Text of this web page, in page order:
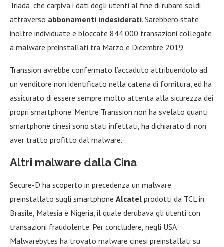
Triada, che carpiva i dati degli utenti al fine di rubare soldi
attraverso abbonamenti indesiderati. Sarebbero state
inoltre individuate e bloccate 844.000 transazioni collegate
a malware preinstallati tra Marzo e Dicembre 2019.
Transsion avrebbe confermato l’accaduto attribuendolo ad
un venditore non identificato nella catena di fornitura, ed ha
assicurato di essere sempre molto attenta alla sicurezza dei
propri smartphone. Mentre Transsion non ha svelato quanti
smartphone cinesi sono stati infettati, ha dichiarato di non
aver tratto profitto dal malware.
Altri malware dalla Cina
Secure-D ha scoperto in precedenza un malware
preinstallato sugli smartphone Alcatel prodotti da TCL in
Brasile, Malesia e Nigeria, il quale derubava gli utenti con
transazioni fraudolente. Per concludere, negli USA
Malwarebytes ha trovato malware cinesi preinstallati su